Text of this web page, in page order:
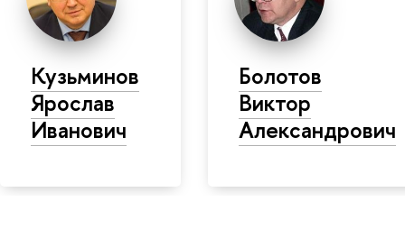
Кузьминов
Ярослав
Иванович
Болотов
Виктор
Александрович